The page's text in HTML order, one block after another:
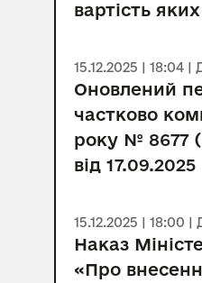
вартість
15.12.2025 | 18:04
Оновлений
частково
року № 8677
від
15.12.2025 | 18:00
Наказ
«Про